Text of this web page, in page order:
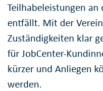
Teilhabeleistungen
entfällt. Mit der
Zuständigkeiten klar
für JobCenter-
kürzer und Anliegen
werden.